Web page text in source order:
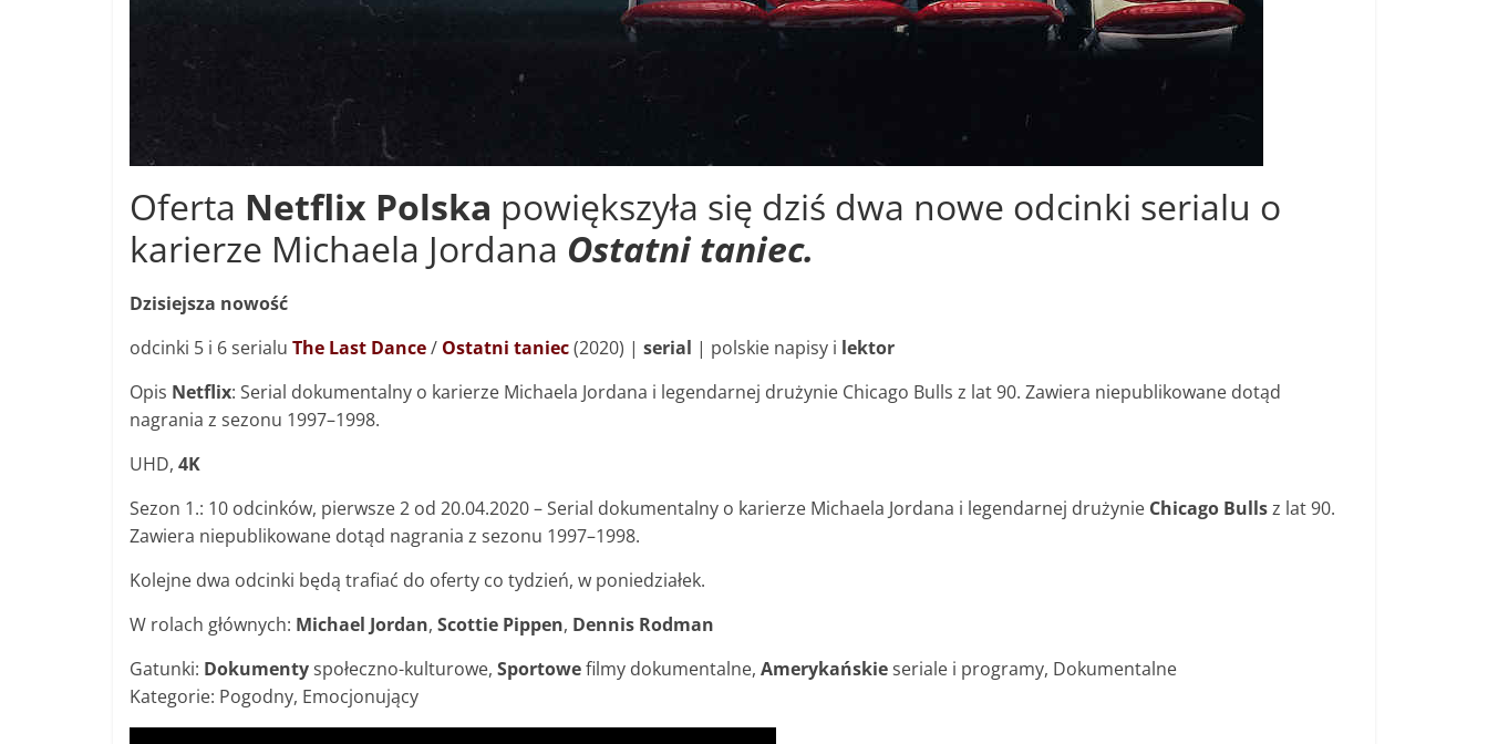
Oferta Netflix Polska powiększyła się dziś dwa nowe odcinki serialu o
karierze Michaela Jordana Ostatni taniec.
Dzisiejsza nowość
odcinki 5 i 6 serialu The Last Dance/ Ostatni taniec(2020) | serial | polskie napisy i lektor
Opis Netflix: Serial dokumentalny o karierze Michaela Jordana i legendarnej drużynie Chicago Bulls z lat 90. Zawiera niepublikowane dotąd
nagrania z sezonu 1997–1998.
UHD, 4K
Sezon 1.: 10 odcinków, pierwsze 2 od 20.04.2020 – Serial dokumentalny o karierze Michaela Jordana i legendarnej drużynie Chicago Bullsz lat 90.
Zawiera niepublikowane dotąd nagrania z sezonu 1997–1998.
Kolejne dwa odcinki będą trafiać do oferty co tydzień, w poniedziałek.
W rolach głównych: Michael Jordan, Scottie Pippen, Dennis Rodman
Gatunki: Dokumentyspołeczno-kulturowe, Sportowefilmy dokumentalne, Amerykańskieseriale i programy, Dokumentalne
Kategorie: Pogodny, Emocjonujący